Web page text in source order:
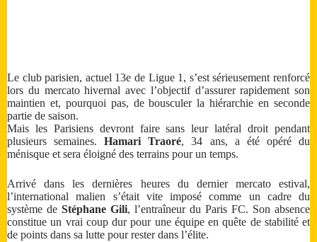
Le club parisien, actuel 13e de Ligue 1, s’est sérieusement renforcé
lors du mercato hivernal avec l’objectif d’assurer rapidement son
maintien et, pourquoi pas, de bousculer la hiérarchie en seconde
partie de saison.
Mais les Parisiens devront faire sans leur latéral droit pendant
plusieurs semaines.Hamari Traoré, 34 ans, a été opéré du
ménisque et sera éloigné des terrains pour un temps.
Arrivé dans les dernières heures du dernier mercato estival,
l’international malien s’était vite imposé comme un cadre du
système de Stéphane Gili, l’entraîneur du Paris FC. Son absence
constitue un vrai coup dur pour une équipe en quête de stabilité et
de points dans sa lutte pour rester dans l’élite.